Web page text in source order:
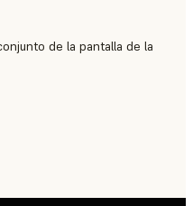
de la pantalla de la